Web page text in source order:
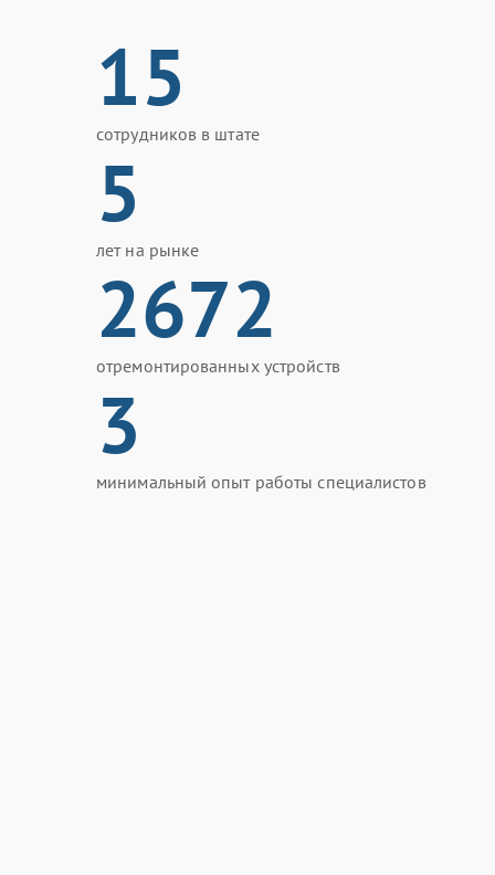
15
сотрудников в штате
5
лет на рынке
2672
отремонтированных устройств
3
минимальный опыт работы специалистов